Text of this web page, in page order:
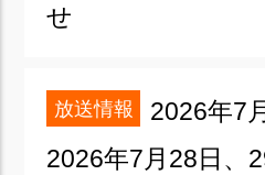
せ
放送情報
2026年7
2026年7月28日、